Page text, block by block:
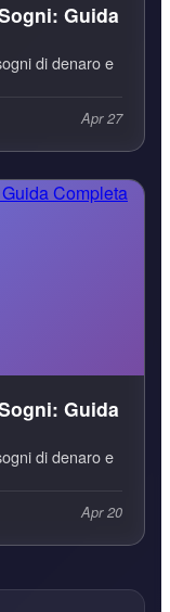
Guida
di denaro e
Apr 27
Guida
di denaro e
Apr 20